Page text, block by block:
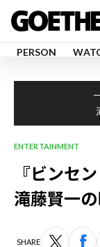
PERSON
ENTERTAINMENT
『ビンセ
滝藤賢一
SHARE